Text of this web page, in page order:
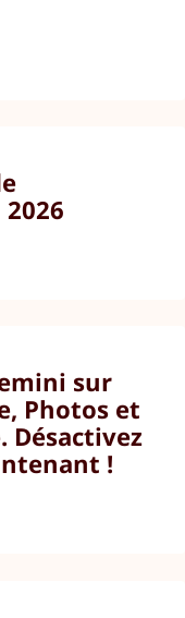
sur
Photos et
Désactivez
!